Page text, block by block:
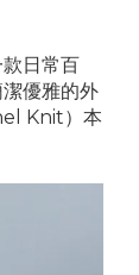
日常百
優雅的外
Knit）本